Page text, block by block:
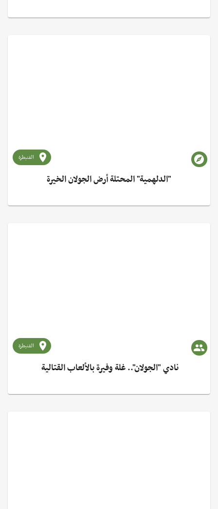
القنيطرة
"الدلهمية" المحتلة أرض الجولان الخيرة
القنيطرة
نادي "الجولان".. غلة وفيرة بالألعاب القتالية ‏